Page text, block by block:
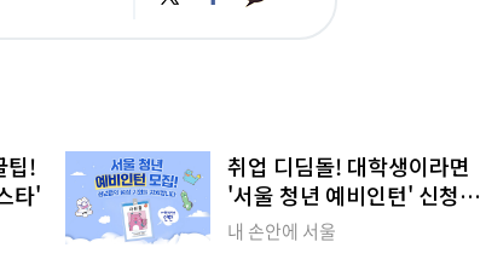
위 이 카
팁!
타'
취업 디딤돌! 대학생이라면
'서울 청년 예비인턴' 신청하세
요
내 손안에 서울